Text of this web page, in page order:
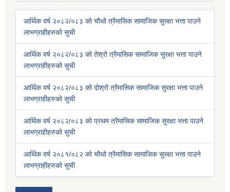
आर्थिक वर्ष २०८२/०८३ को चौथो त्रैमासिक सामाजिक सुरक्षा भत्ता पाउने
लाभग्राहीहरुको सुची
आर्थिक वर्ष २०८२/०८३ को तेश्रो त्रैमासिक सामाजिक सुरक्षा भत्ता पाउने
लाभग्राहीहरुको सुची
आर्थिक वर्ष २०८२/०८३ को दोश्रो त्रैमासिक सामाजिक सुरक्षा भत्ता पाउने
लाभग्राहीहरुको सुची
आर्थिक वर्ष २०८२/०८३ को प्रथम त्रैमासिक सामाजिक सुरक्षा भत्ता पाउने
लाभग्राहीहरुको सुची
आर्थिक वर्ष २०८१/०८२ को चौथो त्रैमासिक सामाजिक सुरक्षा भत्ता पाउने
लाभग्राहीहरुको सुची